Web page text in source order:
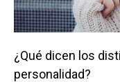
¿Qué dicen los
personalidad?